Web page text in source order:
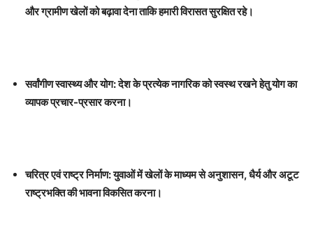
और ग्रामीण खेलों को बढ़ावा देना ताकि हमारी विरासत सुरक्षित रहे।
सर्वांगीण स्वास्थ्य और योग: देश के प्रत्येक नागरिक को स्वस्थ रखने हेतु योग का
व्यापक प्रचार-प्रसार करना।
चरित्र एवं राष्ट्र निर्माण: युवाओं में खेलों के माध्यम से अनुशासन, धैर्य और अटूट
राष्ट्रभक्ति की भावना विकसित करना।